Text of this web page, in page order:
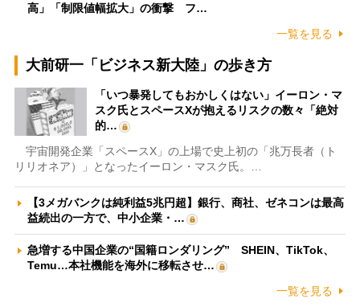
高」「制限値幅拡大」の衝撃 フ…
一覧を見る
大前研一「ビジネス新大陸」の歩き方
「いつ暴発してもおかしくはない」イーロン・マ
スク氏とスペースXが抱えるリスクの数々「絶対
的…
宇宙開発企業「スペースX」の上場で史上初の「兆万長者（ト
リリオネア）」となったイーロン・マスク氏。…
【3メガバンクは純利益5兆円超】銀行、商社、ゼネコンは最高
益続出の一方で、中小企業・…
急増する中国企業の“国籍ロンダリング” SHEIN、TikTok、
Temu…本社機能を海外に移転させ…
一覧を見る